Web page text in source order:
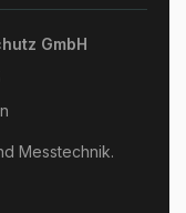
GmbH
Messtechnik.